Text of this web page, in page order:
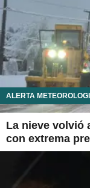
ALERTA
La nieve volvió
con extrema